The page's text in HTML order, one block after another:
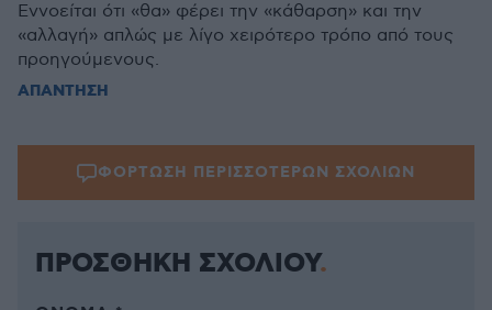
Εννοείται ότι «θα» φέρει την «κάθαρση» και την
«αλλαγή» απλώς με λίγο χειρότερο τρόπο από τους
προηγούμενους.
ΑΠΑΝΤΗΣΗ
ΦΟΡΤΩΣΗ ΠΕΡΙΣΣΟΤΕΡΩΝ ΣΧΟΛΙΩΝ
ΠΡΟΣΘΗΚΗ ΣΧΟΛΙΟΥ